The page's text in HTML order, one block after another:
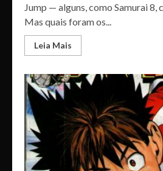
Jump — alguns, como Samurai 8,
Mas quais foram os...
Leia Mais